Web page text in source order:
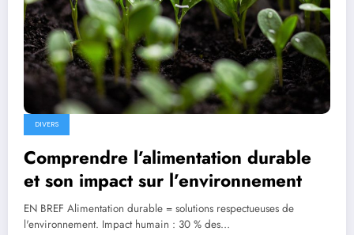
DIVERS
Comprendre l’alimentation durable
et son impact sur l’environnement
EN BREF Alimentation durable = solutions respectueuses de
l'environnement. Impact humain : 30 % des…